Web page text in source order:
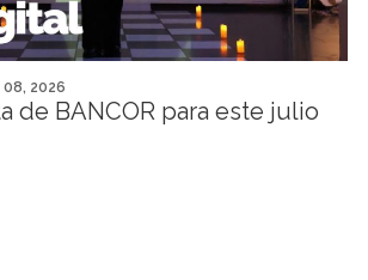
08, 2026
de BANCOR para este julio